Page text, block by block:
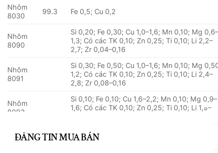
Nhôm
8030
99.3 Fe 0,5; Cu 0,2
Nhôm
8090
Si 0,20; Fe 0,30; Cu 1,0–1,6; Mn 0,10; Mg
1,3; Có các TK 0,10; Zn 0,25; Ti 0,10; Li 2,2–
2,7; Zr 0,04–0,16
Nhôm
8091
Si 0,30; Fe 0,50; Cu 1,0–1,6; Mn 0,10; Mg
1,2; Có các TK 0,10; Zn 0,25; Ti 0,10; Li 2,4–
2,8; Zr 0,08–0,16
Nhôm
8093
Si 0,10; Fe 0,10; Cu 1,6–2,2; Mn 0,10; Mg 0,9–
1,6; Có các TK 0,10; Zn 0,25; Ti 0,10; Li 1,9–
Nhôm
8176
99.3 Fe 0,6; Si 0,1